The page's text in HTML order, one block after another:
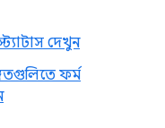
দেখুন
ফর্ম